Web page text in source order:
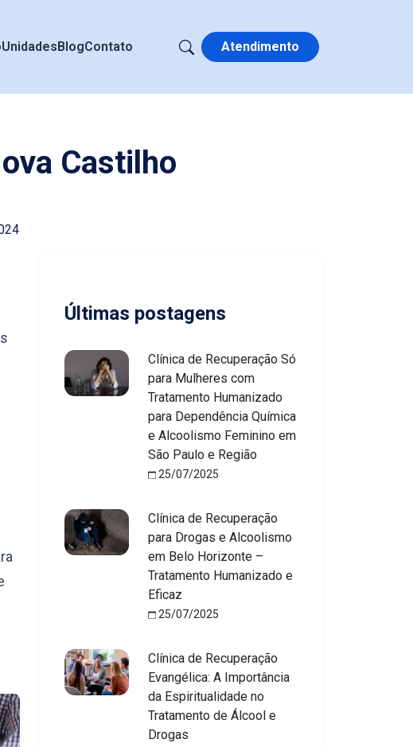
UnidadesBlogContato Atendimento
Castilho
Últimas postagens
Clínica de Recuperação Só
para Mulheres com
Tratamento Humanizado
para Dependência Química
e Alcoolismo Feminino em
São Paulo e Região
25/07/2025
Clínica de Recuperação
para Drogas e Alcoolismo
em Belo Horizonte –
Tratamento Humanizado e
Eficaz
25/07/2025
Clínica de Recuperação
Evangélica: A Importância
da Espiritualidade no
Tratamento de Álcool e
Drogas